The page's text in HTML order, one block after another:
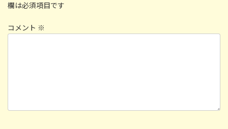
欄は必須項目です
コメント ※